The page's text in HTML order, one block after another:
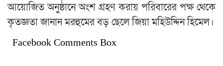
আয়োজিত অনুষ্ঠানে অংশ গ্রহণ করায় পরিবারের পক্ষ থেকে
কৃতজ্ঞতা জানান মরহুমের বড় ছেলে জিয়া মহিউদ্দিন হিমেল।
Facebook Comments Box